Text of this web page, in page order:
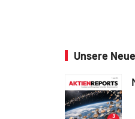
Unsere